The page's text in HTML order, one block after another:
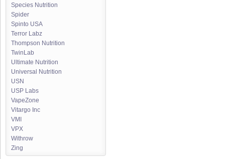
Species Nutrition
Spider
Spinto USA
Terror Labz
Thompson Nutrition
TwinLab
Ultimate Nutrition
Universal Nutrition
USN
USP Labs
VapeZone
Vitargo Inc
VMI
VPX
Withrow
Zing